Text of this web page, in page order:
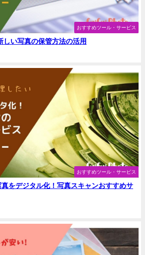
おすすめツール・サービス
しい写真の保管方法の活用
おすすめツール・サービス
をデジタル化！写真スキャンおすすめサ